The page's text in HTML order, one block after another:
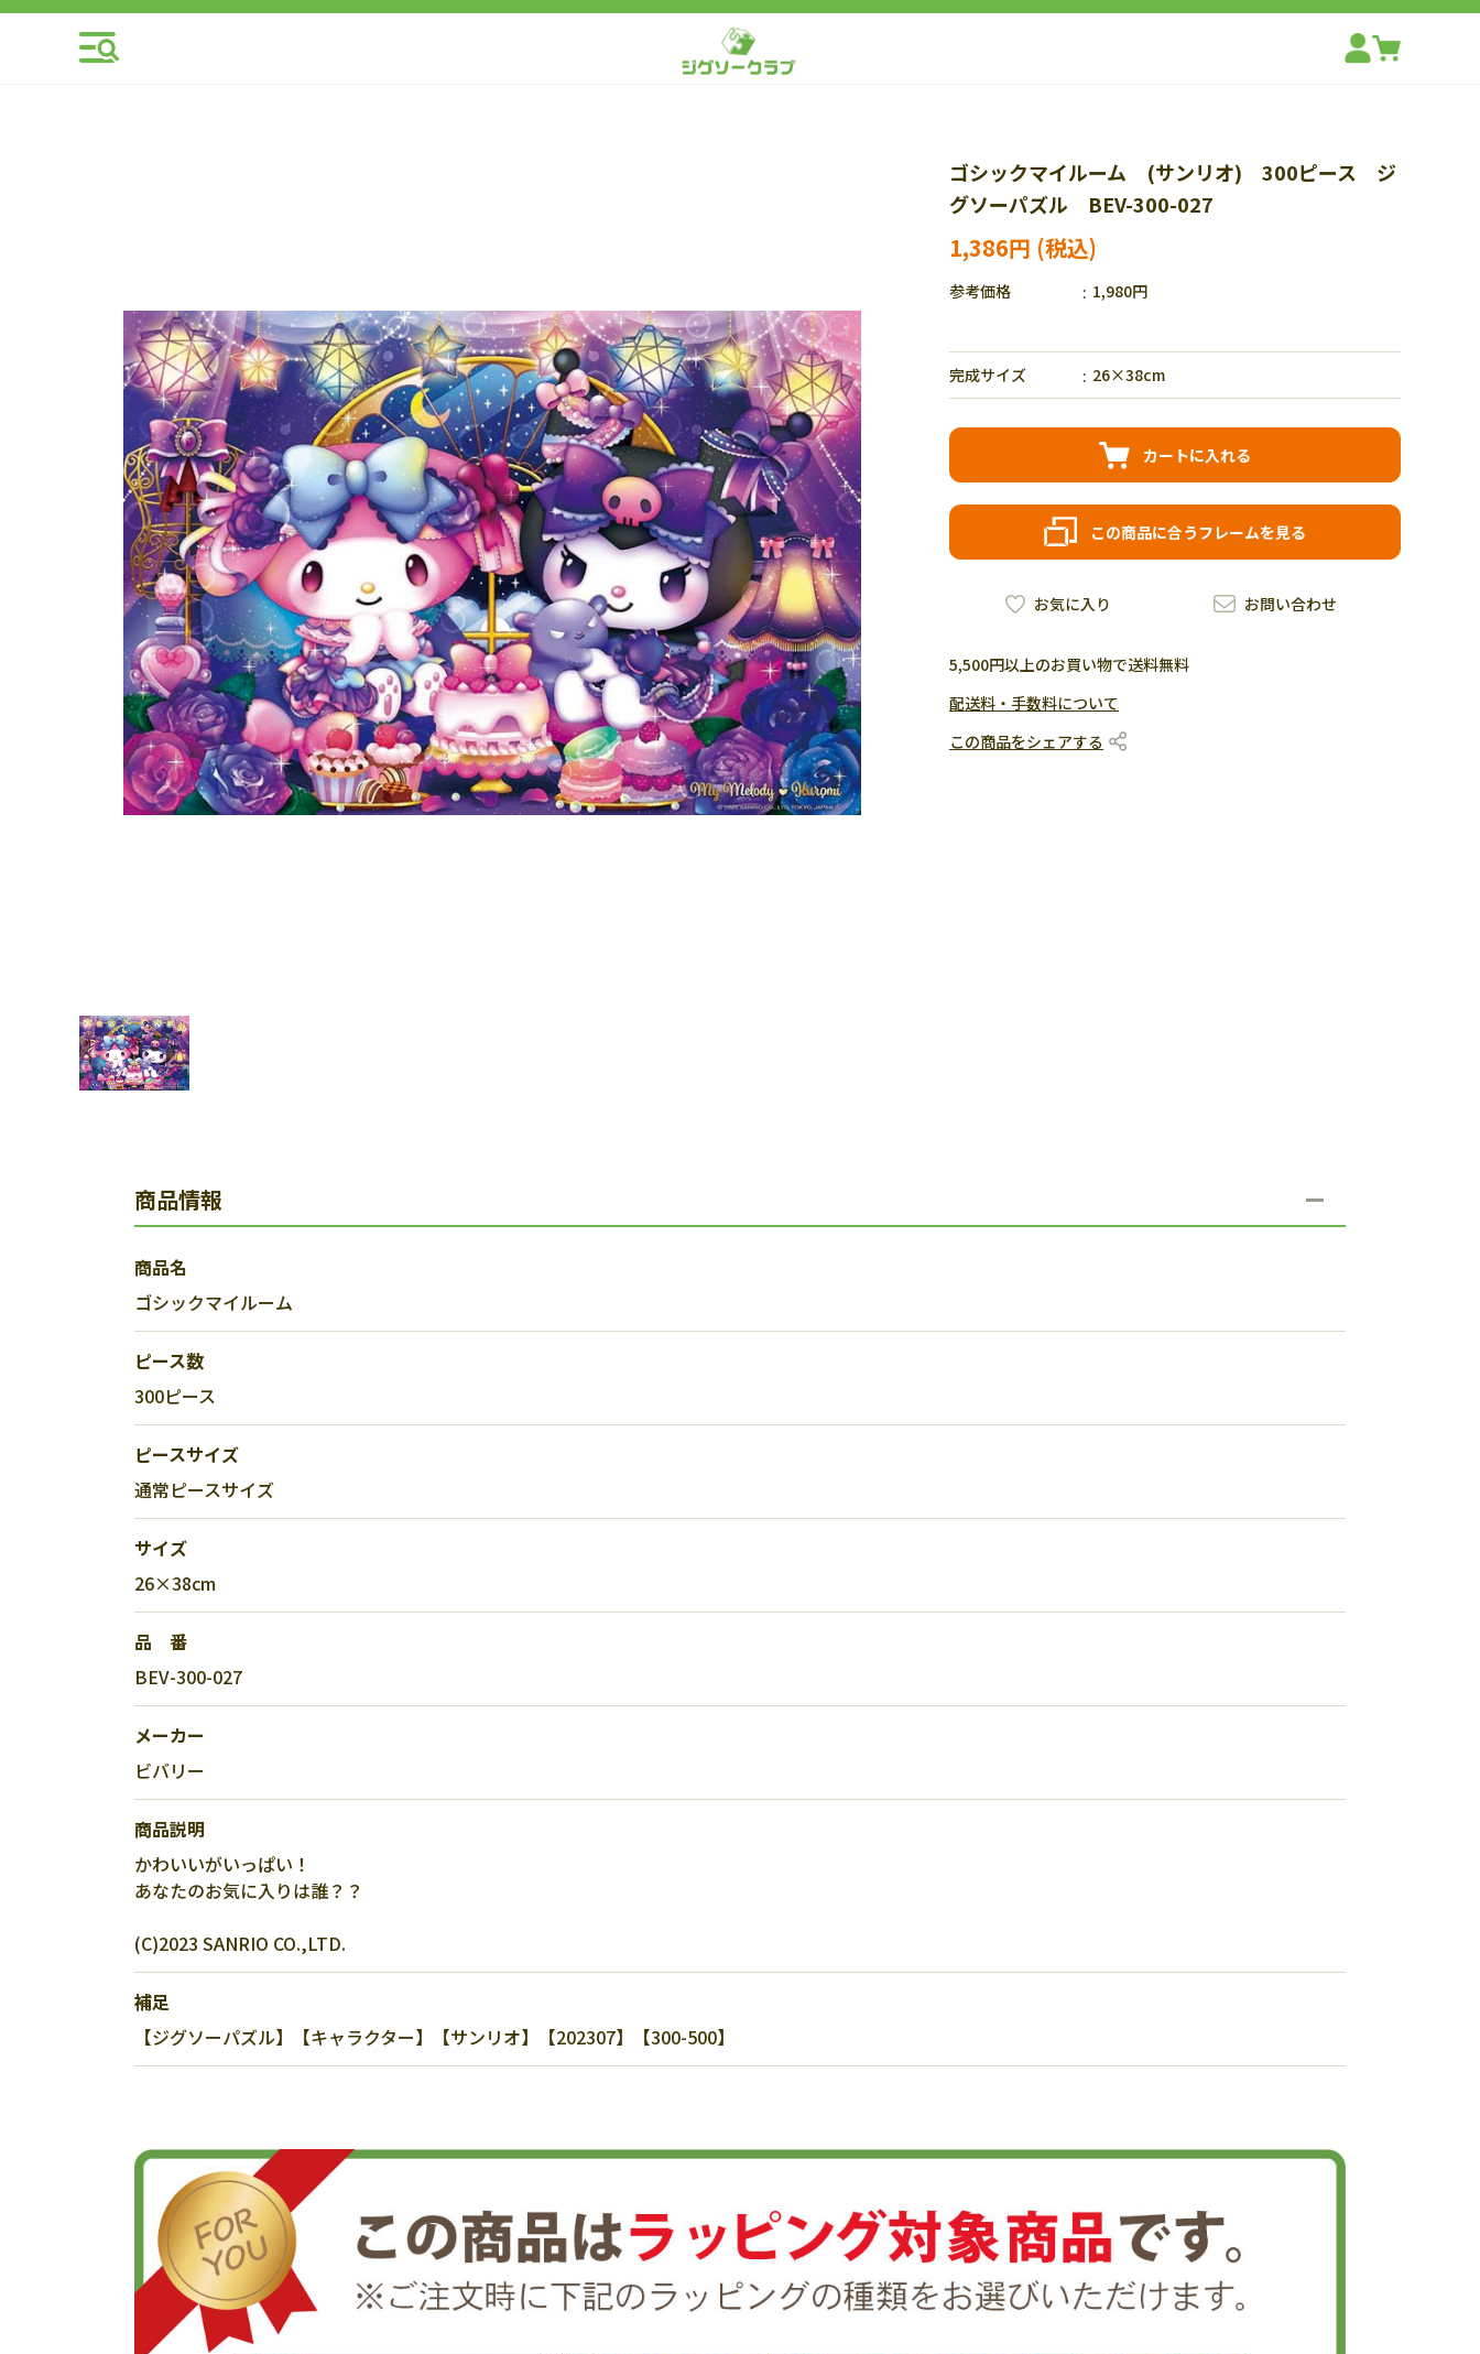
ゴシックマイルーム (サンリオ) 300ピース ジ
グソーパズル BEV-300-027
1,386円
参考価格 1,980円
完成サイズ 26×38cm
カートに入れる
この商品に合うフレームを見る
お問い合わせ
お気に入り
5,500円以上のお買い物で送料無料
配送料・手数料について
この商品をシェアする
商品情報
商品名
ゴシックマイルーム
ピース数
300ピース
ピースサイズ
通常ピースサイズ
サイズ
26×38cm
品 番
BEV-300-027
メーカー
ビバリー
商品説明
かわいいがいっぱい！
あなたのお気に入りは誰？？
(C)2023 SANRIO CO.,LTD.
補足
【ジグソーパズル】【キャラクター】【サンリオ】【202307】【300-500】